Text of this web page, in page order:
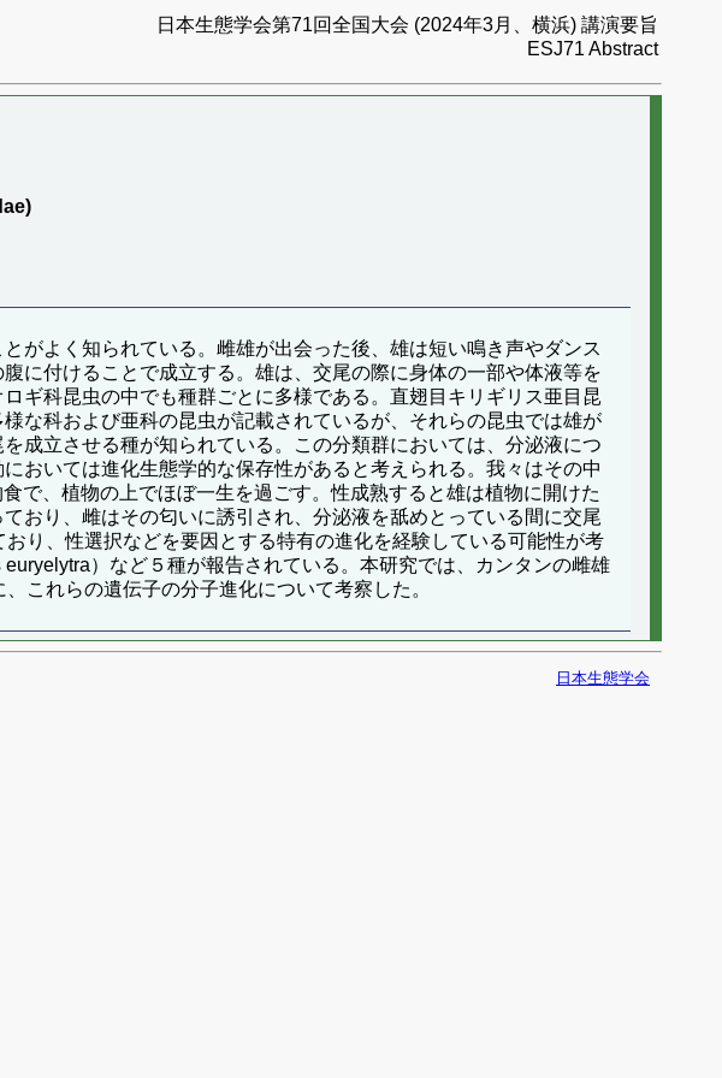
日本生態学会第71回全国大会 (2024年3月、横浜) 講演要旨
ESJ71 Abstract
がよく知られている。雌雄が出会った後、雄は短い鳴き声やダンス
に付けることで成立する。雄は、交尾の際に身体の一部や体液等を
ギ科昆虫の中でも種群ごとに多様である。直翅目キリギリス亜目昆
な科および亜科の昆虫が記載されているが、それらの昆虫では雄が
成立させる種が知られている。この分類群においては、分泌液につ
おいては進化生態学的な保存性があると考えられる。我々はその中
で、植物の上でほぼ一生を過ごす。性成熟すると雄は植物に開けた
おり、雌はその匂いに誘引され、分泌液を舐めとっている間に交尾
り、性選択などを要因とする特有の進化を経験している可能性が考
）など５種が報告されている。本研究では、カンタンの雌雄
これらの遺伝子の分子進化について考察した。
日本生態学会